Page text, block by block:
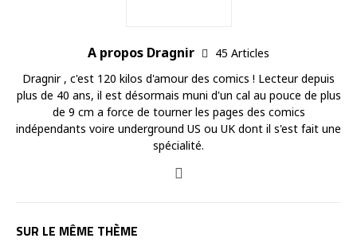
A propos Dragnir
45 Articles
Dragnir , c'est 120 kilos d'amour des comics ! Lecteur depuis
plus de 40 ans, il est désormais muni d'un cal au pouce de plus
de 9 cm a force de tourner les pages des comics
indépendants voire underground US ou UK dont il s'est fait une
spécialité.
SUR LE MÊME THÈME